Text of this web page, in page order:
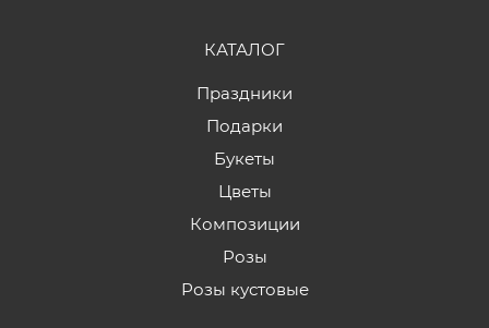
КАТАЛОГ
Праздники
Подарки
Букеты
Цветы
Композиции
Розы
Розы кустовые